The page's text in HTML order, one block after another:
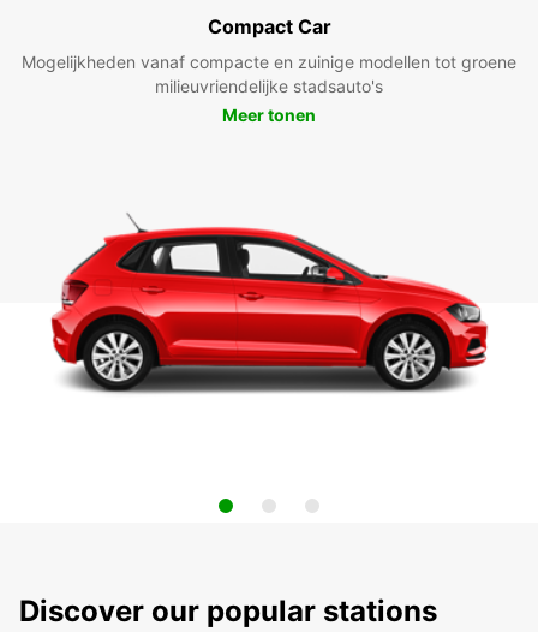
Compact Car
Mogelijkheden vanaf compacte en zuinige modellen tot groene
milieuvriendelijke stadsauto's
Meer tonen
Discover our popular stations